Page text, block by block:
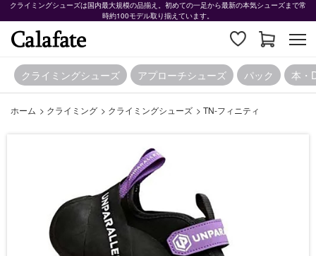
クライミングシューズは国内最大規模の品揃え。初めての一足から最新の本気シューズまで常
時約100モデル取り揃えています。
クライミングシューズ アプローチシューズ パック 本・
ホーム > クライミング > クライミングシューズ > TN-フィニティ